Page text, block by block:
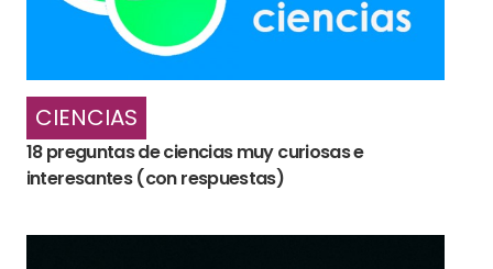
CIENCIAS
18 preguntas de ciencias muy curiosas e
interesantes (con respuestas)